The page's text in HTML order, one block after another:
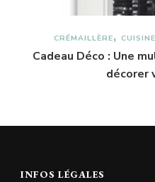
CRÉMAILLÈRE CUISINE
Cadeau Déco : Une
décorer
INFOS LÉGALES